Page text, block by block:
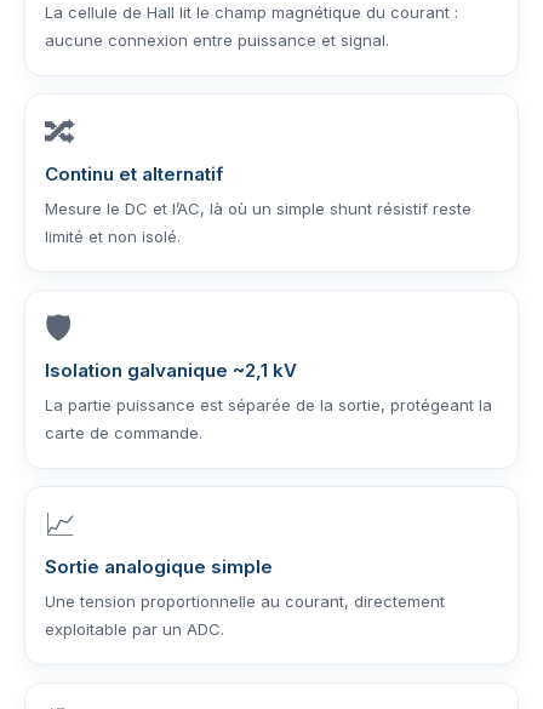
La cellule de Hall lit le champ magnétique du courant :
aucune connexion entre puissance et signal.
🔀
Continu et alternatif
Mesure le DC et l’AC, là où un simple shunt résistif reste
limité et non isolé.
🛡️
Isolation galvanique ~2,1 kV
La partie puissance est séparée de la sortie, protégeant la
carte de commande.
📈
Sortie analogique simple
Une tension proportionnelle au courant, directement
exploitable par un ADC.